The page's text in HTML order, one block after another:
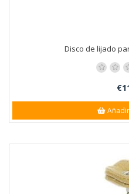
Disco de lijado